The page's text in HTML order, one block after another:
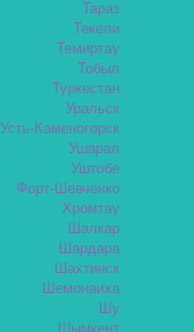
Тараз
Текели
Темиртау
Тобыл
Туркестан
Уральск
Усть-Каменогорск
Ушарал
Уштобе
Форт-Шевченко
Хромтау
Шалкар
Шардара
Шахтинск
Шемонаиха
Шу
Шымкент